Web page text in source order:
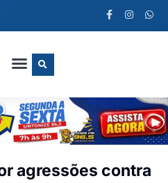
agressões contra